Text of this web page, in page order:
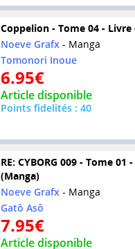
Coppelion - Tome 04 - Livre
Noeve Grafx - Manga
Tomonori Inoue
6.95€
Article disponible
Points fidelités : 40
RE: CYBORG 009 - Tome 01
(Manga)
Noeve Grafx - Manga
Gatô Asô
7.95€
Article disponible